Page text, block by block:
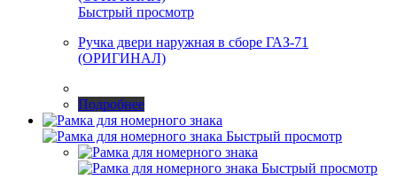
Быстрый просмотр
Ручка двери наружная в сборе ГАЗ-71
(ОРИГИНАЛ)
Подробнее
Быстрый просмотр
Быстрый просмотр